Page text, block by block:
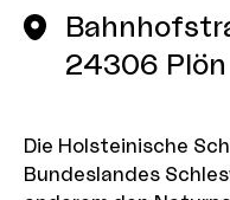
24306 Plön
Die Holsteinische
Bundeslandes